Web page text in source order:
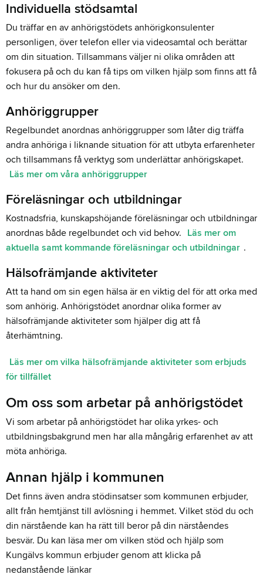
Individuella stödsamtal
Du träffar en av anhörigstödets anhörigkonsulenter
personligen, över telefon eller via videosamtal och berättar
om din situation. Tillsammans väljer ni olika områden att
fokusera på och du kan få tips om vilken hjälp som finns att få
och hur du ansöker om den.
Anhöriggrupper
Regelbundet anordnas anhöriggrupper som låter dig träffa
andra anhöriga i liknande situation för att utbyta erfarenheter
och tillsammans få verktyg som underlättar anhörigskapet.
Läs mer om våra anhöriggrupper
Föreläsningar och utbildningar
Kostnadsfria, kunskapshöjande föreläsningar och utbildningar
anordnas både regelbundet och vid behov. Läs mer om
aktuella samt kommande föreläsningar och utbildningar .
Hälsofrämjande aktiviteter
Att ta hand om sin egen hälsa är en viktig del för att orka med
som anhörig. Anhörigstödet anordnar olika former av
hälsofrämjande aktiviteter som hjälper dig att få
återhämtning.
Läs mer om vilka hälsofrämjande aktiviteter som erbjuds
för tillfället
Om oss som arbetar på anhörigstödet
Vi som arbetar på anhörigstödet har olika yrkes- och
utbildningsbakgrund men har alla mångårig erfarenhet av att
möta anhöriga.
Annan hjälp i kommunen
Det finns även andra stödinsatser som kommunen erbjuder,
allt från hemtjänst till avlösning i hemmet. Vilket stöd du och
din närstående kan ha rätt till beror på din närståendes
besvär. Du kan läsa mer om vilken stöd och hjälp som
Kungälvs kommun erbjuder genom att klicka på
nedanstående länkar